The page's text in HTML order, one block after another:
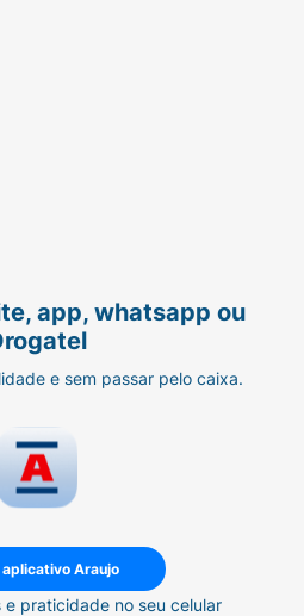
médico(a) e leia a
recomendada. Este
o tratamento sem
app, whatsapp ou
e sem passar pelo caixa.
aplicativo Araujo
praticidade no seu celular